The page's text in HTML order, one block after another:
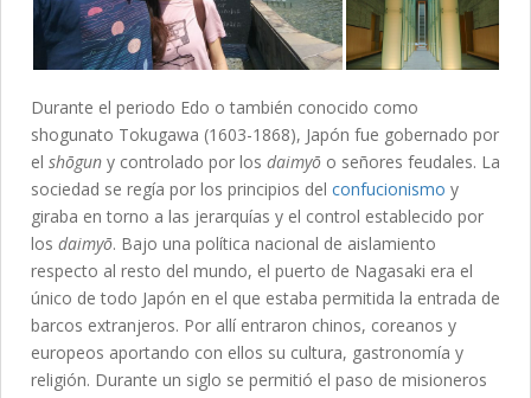
Durante el periodo Edo o también conocido como
shogunato Tokugawa (1603-1868), Japón fue gobernado por
el shōgun y controlado por los daimyō o señores feudales. La
sociedad se regía por los principios del confucionismo y
giraba en torno a las jerarquías y el control establecido por
los daimyō. Bajo una política nacional de aislamiento
respecto al resto del mundo, el puerto de Nagasaki era el
único de todo Japón en el que estaba permitida la entrada de
barcos extranjeros. Por allí entraron chinos, coreanos y
europeos aportando con ellos su cultura, gastronomía y
religión. Durante un siglo se permitió el paso de misioneros